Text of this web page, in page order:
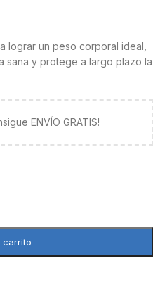
lograr un peso corporal ideal,
sana y protege a largo plazo la
ENVÍO GRATIS!
carrito